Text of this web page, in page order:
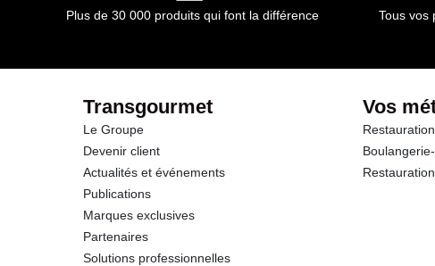
Plus de 30 000 produits qui font la différence Tous vos
Transgourmet
Le Groupe
Devenir client
Actualités et événements
Publications
Marques exclusives
Partenaires
Solutions professionnelles
Vos